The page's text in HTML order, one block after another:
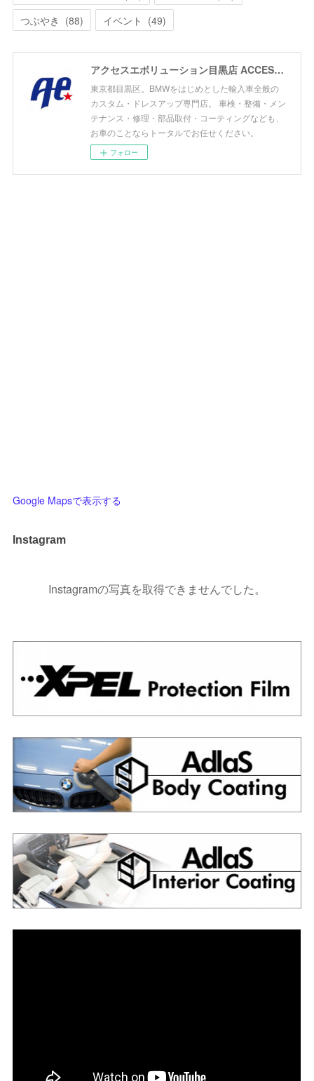
つぶやき (88) イベント (49)
アクセスエボリューション目黒店 ACCESS EVOLUTION MEGURO
東京都目黒区。BMWをはじめとした輸入車全般の
カスタム・ドレスアップ専門店。 車検・整備・メン
テナンス・修理・部品取付・コーティングなども、
お車のことならトータルでお任せください。
フォロー
Google Mapsで表示する
Instagram
Instagramの写真を取得できませんでした。